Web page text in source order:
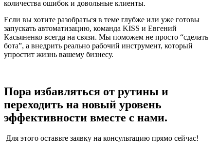
количества ошибок и довольные клиенты.
Если вы хотите разобраться в теме глубже или уже готовы
запускать автоматизацию, команда KISS и Евгений
Касьяненко всегда на связи. Мы поможем не просто “сделать
бота”, а внедрить реально рабочий инструмент, который
упростит жизнь вашему бизнесу.
Пора избавляться от рутины и
переходить на новый уровень
эффективности вместе с нами.
Для этого оставьте заявку на консультацию прямо сейчас!